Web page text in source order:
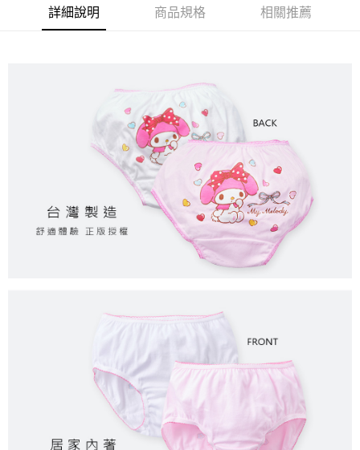
ATM付款
每筆NT$80，滿NT$899(含以上)免運費
每筆NT$80，滿NT$859(含以上)免運費
每筆NT$80，滿NT$899(含以上)免運費
付款後7-11取貨
每筆NT$80，滿NT$859(含以上)免運費
詳細說明 商品規格 相關推薦